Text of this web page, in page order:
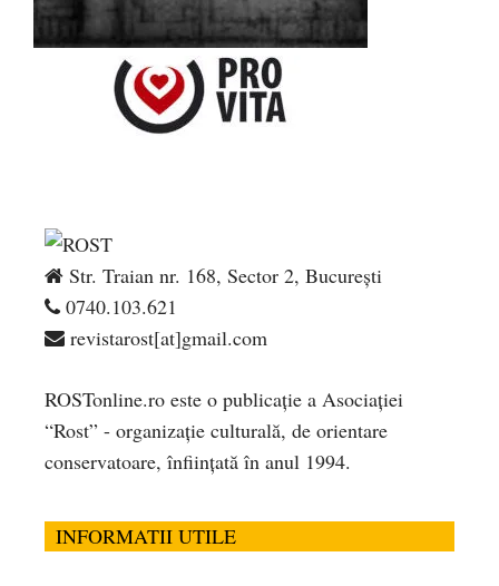
Str. Traian nr. 168, Sector 2, București
0740.103.621
revistarost[at]gmail.com
ROSTonline.ro este o publicaţie a Asociaţiei
“Rost” - organizaţie culturală, de orientare
conservatoare, înfiinţată în anul 1994.
INFORMATII UTILE